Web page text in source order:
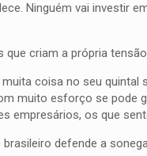
Ninguém vai investir
criam a própria
coisa no seu
muito esforço se pode
empresários, os que
defende a